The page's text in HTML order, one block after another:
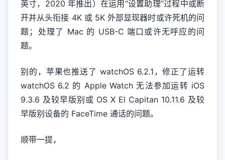
英寸，2020 年推出）在运用“设置助理”过程中或断
开并从头衔接 4K 或 5K 外部显现器时或许死机的问
题；处理了 Mac 的 USB-C 端口或许无呼应的问
题。
别的，苹果也推送了 watchOS 6.2.1，修正了运转
watchOS 6.2 的 Apple Watch 无法参加运转 iOS
9.3.6 及较早版别或 OS X El Capitan 10.11.6 及较
早版别设备的 FaceTime 通话的问题。
顺带一提，